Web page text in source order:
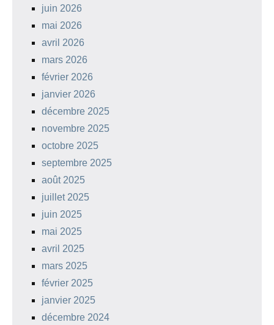
juin 2026
mai 2026
avril 2026
mars 2026
février 2026
janvier 2026
décembre 2025
novembre 2025
octobre 2025
septembre 2025
août 2025
juillet 2025
juin 2025
mai 2025
avril 2025
mars 2025
février 2025
janvier 2025
décembre 2024